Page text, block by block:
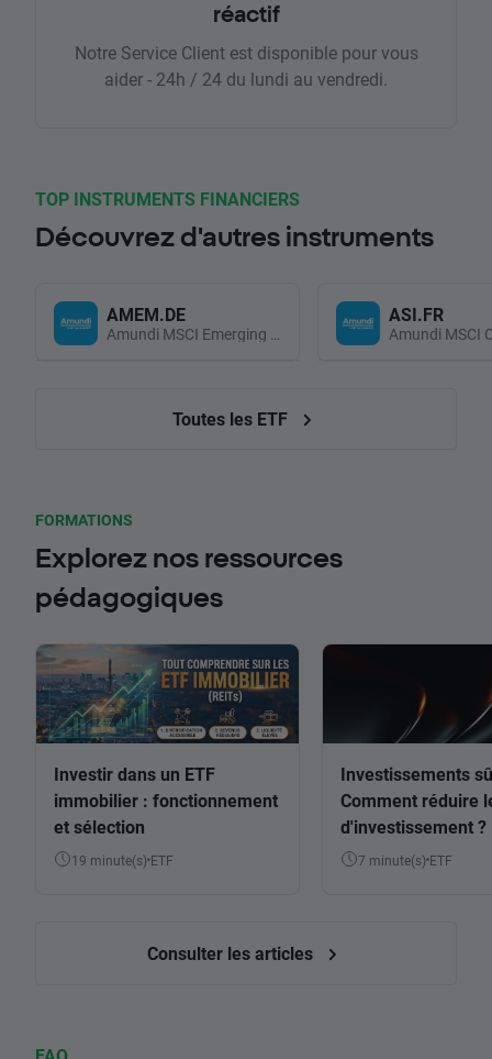
réactif
Notre Service Client est disponible pour vous
aider - 24h / 24 du lundi au vendredi.
TOP INSTRUMENTS FINANCIERS
Découvrez d'autres instruments
AMEM.DE
Amundi MSCI Emerging Markets UCITS (Acc EUR)
ASI.FR
Toutes les ETF
FORMATIONS
Explorez nos ressources
pédagogiques
Investir dans un ETF
immobilier : fonctionnement
et sélection
19 minute(s) ETF
Investissements
Comment réduire
d'investissement ?
7 minute(s) ETF
Consulter les articles